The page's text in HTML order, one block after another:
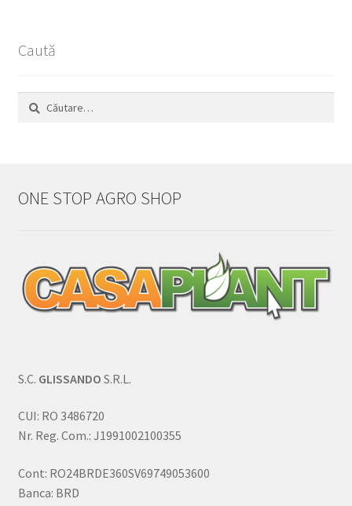
Caută
Caută
ONE STOP AGRO SHOP
S.C. GLISSANDO S.R.L.
CUI: RO 3486720
Nr. Reg. Com.: J1991002100355
Cont: RO24BRDE360SV69749053600
Banca: BRD